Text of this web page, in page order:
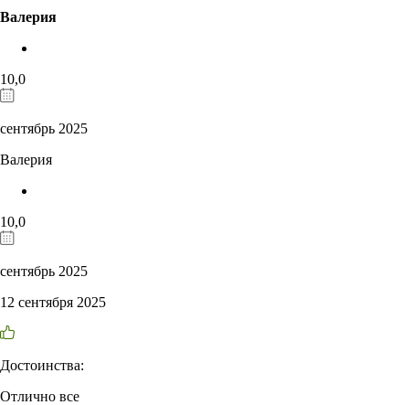
Валерия
10,0
сентябрь 2025
Валерия
10,0
сентябрь 2025
12 сентября 2025
Достоинства:
Отлично все